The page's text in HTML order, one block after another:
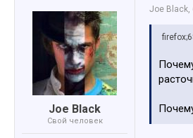
Joe Black
Свой человек
Joe Black,